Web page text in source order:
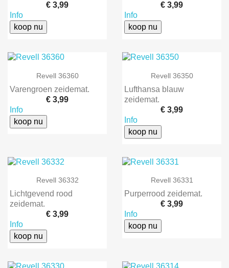
€ 3,99
Info
koop nu
€ 3,99
Info
koop nu
Revell 36360
Varengroen zeidemat.
€ 3,99
Info
koop nu
Revell 36350
Lufthansa blauw
zeidemat.
€ 3,99
Info
koop nu
Revell 36332
Lichtgevend rood
zeidemat.
€ 3,99
Info
koop nu
Revell 36331
Purperrood zeidemat.
€ 3,99
Info
koop nu